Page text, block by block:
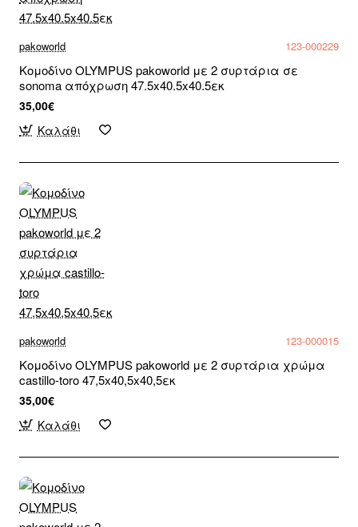
pakoworld 123-000229
Κομοδίνο OLYMPUS pakoworld με 2 συρτάρια σε
sonoma απόχρωση 47.5x40.5x40.5εκ
35,00€
Καλάθι
pakoworld 123-000015
Κομοδίνο OLYMPUS pakoworld με 2 συρτάρια χρώμα
castillo-toro 47,5x40,5x40,5εκ
35,00€
Καλάθι